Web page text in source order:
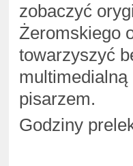
zobaczyć
Żeromskiego
towarzyszyć
pisarzem.
Godziny